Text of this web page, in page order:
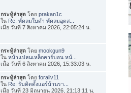
กระทู้ล่าสุด โดยprakan1c
ใน Re: พัดลมใบดำ พัดลมอุตส...
เมื่อ วันที่ 7 สิงหาคม 2026, 22:05:24 น.
กระทู้ล่าสุด โดยmookgun9
ในหน้าแปลนเหล็กคาร์บอน หน้...
เมื่อ วันที่ 6 สิงหาคม 2026, 15:33:03 น.
กระทู้ล่าสุด โดยforaliv11
ใน Re: รับติดตั้งแอร์บ้านรา...
เมื่อ วันที่ 23 มิถุนายน 2026, 21:13:11 น.